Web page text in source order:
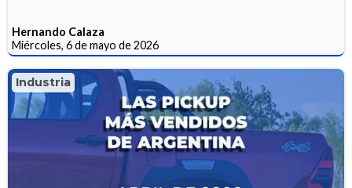
Hernando Calaza
Miércoles, 6 de mayo de 2026
Industria